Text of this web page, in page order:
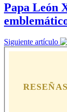
Papa León
Siguiente artículo